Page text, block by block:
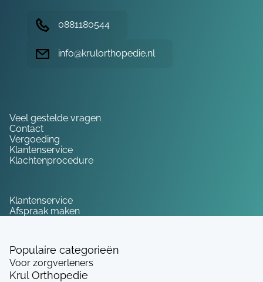
0881180544
info@krulorthopedie.nl
Veel gestelde vragen
Contact
Vergoeding
Klantenservice
Klachtenprocedure
Klantenservice
Afspraak maken
Populaire categorieën
Voor zorgverleners
Krul Orthopedie